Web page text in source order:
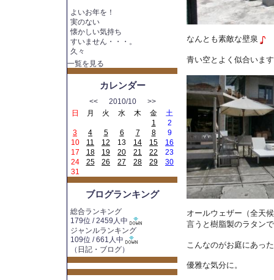
なんとも素敵な壁泉
青い空とよく似合いま
オールウェザー（全天
言うと樹脂製のラタン
こんなのがお庭にあっ
優雅な気分に。
よいお年を！
実のない
懐かしい気持ち
すいません・・・。
久々
一覧を見る
カレンダー
<<2010/10 >>
日
月 火 水 木 金
土
1
2
3
4 5 6 7 8
9
10
11 12 13 14 15
16
17
18 19 20 21 22
23
24
25 26 27 28 29
30
31
ブログランキング
総合ランキング
179位 / 2459人中
ジャンルランキング
109位 / 661人中
（ 日記・ブログ）